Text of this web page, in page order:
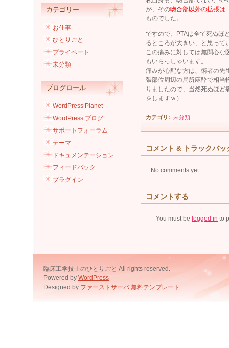
が、その吻合部以外の拡張は
ものでした。
ですので、PTAは全て死ぬほ
るところが大きい、と思って
この痛みに対しては無関心な
もいらっしゃいます。
痛みが心配な方は、術者の先
張部位周辺の局所麻酔で相当
りましたので、当然死ぬほど
をしますｗ）
カテゴリ : 未分類
コメント & トラックバッ
No comments yet.
コメントする
You must be logged in to
カテゴリー
お仕事
ひとりごと
プライベート
未分類
ブログロール
WordPress Planet
WordPress ブログ
サポートフォーラム
テーマ
ドキュメンテーション
フィードバック
プラグイン
臨床工学技士のひとりごと All rights reserved.
Powered by WordPress
Designed by ファーストサーバ 無料テンプレート